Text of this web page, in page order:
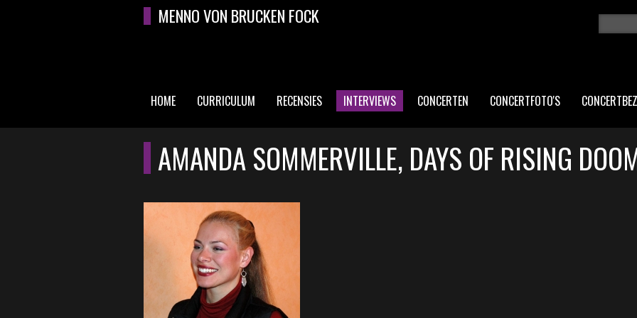
Overslaan en naar de algemene inhoud gaanMENNO VON BRUCKEN FOCK
HOOFDMENU
HOME CURRICULUM RECENSIES INTERVIEWS CONCERTEN CONCERTFOTO'S
AMANDA SOMMERVILLE, DAYS OF RISING